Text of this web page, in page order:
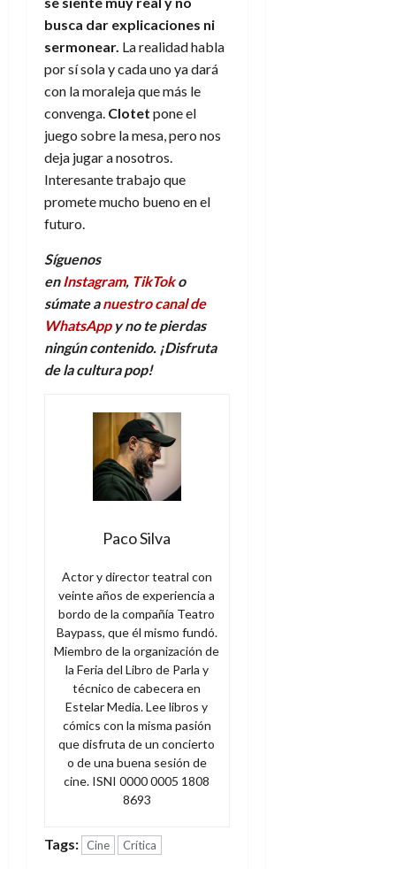
busca dar explicaciones ni
sermonear. La realidad habla
por sí sola y cada uno ya dará
con la moraleja que más le
convenga. Clotet pone el
juego sobre la mesa, pero nos
deja jugar a nosotros.
Interesante trabajo que
promete mucho bueno en el
futuro.
Síguenos
en Instagram, TikToko
súmate anuestro canal de
WhatsAppy no te pierdas
ningún contenido. ¡Disfruta
de laculturapop!
Paco Silva
Actor y director teatral con
veinte años de experiencia a
bordo de la compañía Teatro
Baypass, que él mismo fundó.
Miembro de la organización de
la Feria del Libro de Parla y
técnico de cabecera en
Estelar Media. Lee libros y
cómics con la misma pasión
que disfruta de un concierto
o de una buena sesión de
cine. ISNI 0000 0005 1808
8693
Tags: Cine Crítica